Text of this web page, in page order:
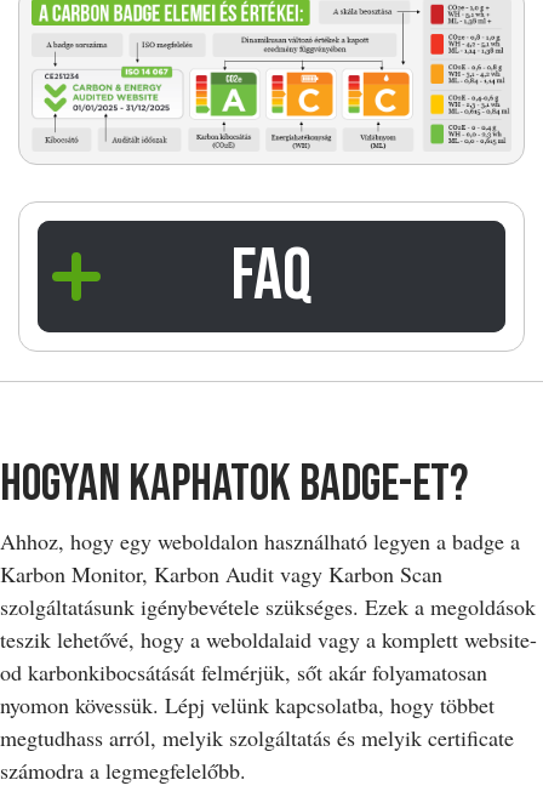
FAQ
Hogyan kaphatok badge-et?
Ahhoz, hogy egy weboldalon használható legyen a badge a
Karbon Monitor, Karbon Audit vagy Karbon Scan
szolgáltatásunk igénybevétele szükséges. Ezek a megoldások
teszik lehetővé, hogy a weboldalaid vagy a komplett website-
od karbonkibocsátását felmérjük, sőt akár folyamatosan
nyomon kövessük. Lépj velünk kapcsolatba, hogy többet
megtudhass arról, melyik szolgáltatás és melyik certificate
számodra a legmegfelelőbb.